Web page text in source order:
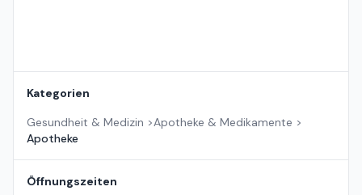
Kategorien
Gesundheit & Medizin >Apotheke & Medikamente >
Apotheke
Öffnungszeiten